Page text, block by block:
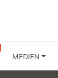
MEDIEN